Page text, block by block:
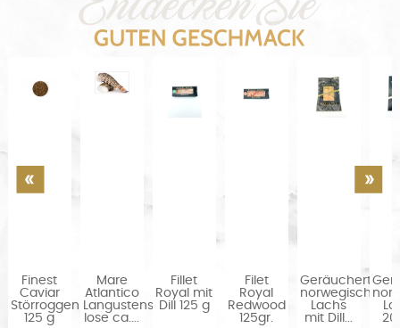
Finest
Caviar
Störroggen
125 g
Mare
Atlantico
Langustenschwanz
lose ca....
Fillet
Royal mit
Dill 125 g
Filet
Royal
Redwood
125gr.
Geräucherter
norwegischer
Lachs
mit Dill...